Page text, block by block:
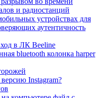
и радиостанций
устройствах для
аутентичность
в ЛК Beeline
bluetooth колонка harper
Instagram?